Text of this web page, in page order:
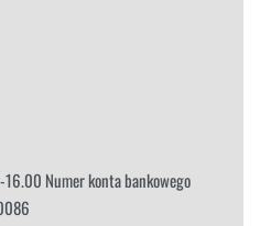
Numer konta bankowego